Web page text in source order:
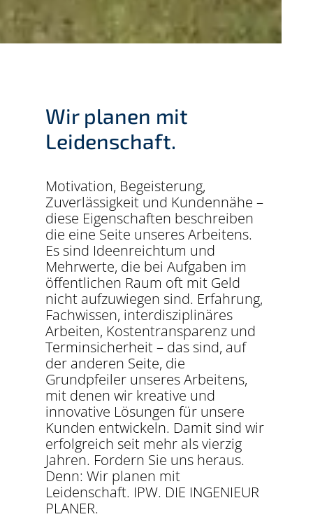
Wir planen mit
Leidenschaft.
Motivation, Begeisterung,
Zuverlässigkeit und Kundennähe –
diese Eigenschaften beschreiben
die eine Seite unseres Arbeitens.
Es sind Ideenreichtum und
Mehrwerte, die bei Aufgaben im
öffentlichen Raum oft mit Geld
nicht aufzuwiegen sind. Erfahrung,
Fachwissen, interdisziplinäres
Arbeiten, Kostentransparenz und
Terminsicherheit – das sind, auf
der anderen Seite, die
Grundpfeiler unseres Arbeitens,
mit denen wir kreative und
innovative Lösungen für unsere
Kunden entwickeln. Damit sind wir
erfolgreich seit mehr als vierzig
Jahren. Fordern Sie uns heraus.
Denn: Wir planen mit
Leidenschaft. IPW. DIE INGENIEUR
PLANER.